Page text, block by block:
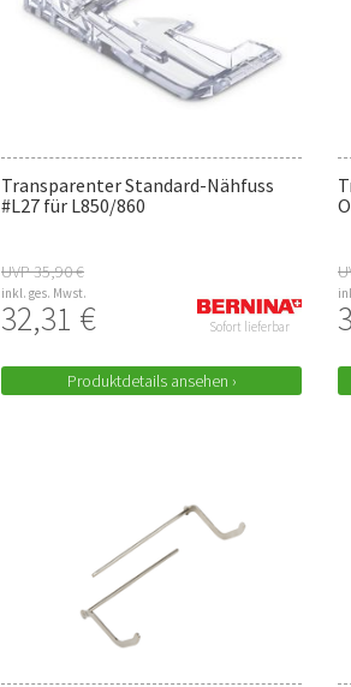
Transparenter Standard-Nähfuss
#L27 für L850/860
UVP 35,90 €
inkl. ges. Mwst.
32,31 € Sofort lieferbar
Produktdetails ansehen ›